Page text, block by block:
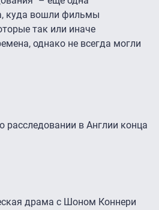
куда вошли фильмы
так или иначе
однако не всегда могли
расследовании в Англии конца
драма с Шоном Коннери